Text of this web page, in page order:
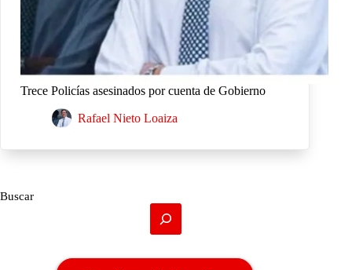
Trece Policías asesinados por cuenta de Gobierno
Rafael Nieto Loaiza
Buscar